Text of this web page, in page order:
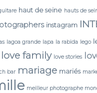
haut de seine hauts de
instagram
lagoa grande lapa la rabida lego
love family love stories
bar mariage mariés
meilleur photographe